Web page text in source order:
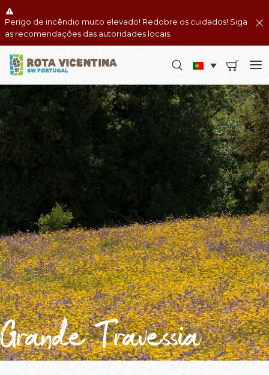
Perigo de incêndio muito elevado! Redobre os cuidados! Siga
as recomendações das autoridades locais.
Grande Travessia